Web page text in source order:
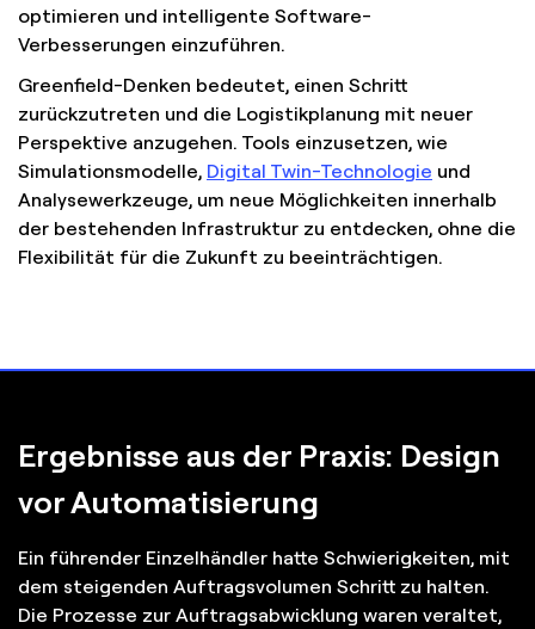
optimieren und intelligente Software-
Verbesserungen einzuführen.
Greenfield-Denken bedeutet, einen Schritt
zurückzutreten und die Logistikplanung mit neuer
Perspektive anzugehen. Tools einzusetzen, wie
Simulationsmodelle, Digital Twin-Technologie und
Analysewerkzeuge, um neue Möglichkeiten innerhalb
der bestehenden Infrastruktur zu entdecken, ohne die
Flexibilität für die Zukunft zu beeinträchtigen.
Ergebnisse aus der Praxis: Design
vor Automatisierung
Ein führender Einzelhändler hatte Schwierigkeiten, mit
dem steigenden Auftragsvolumen Schritt zu halten.
Die Prozesse zur Auftragsabwicklung waren veraltet,